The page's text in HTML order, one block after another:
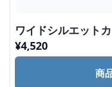
ワイドシルエット
¥4,520
商